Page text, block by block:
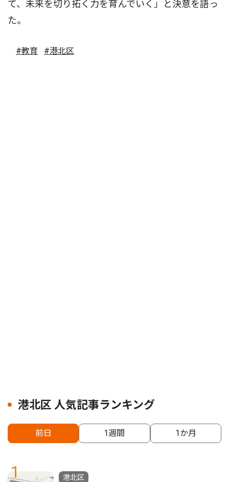
て、未来を切り拓く力を育んでいく」と決意を語っ
た。
#教育 #港北区
港北区 人気記事ランキング
前日 1週間 1か月
1
港北区